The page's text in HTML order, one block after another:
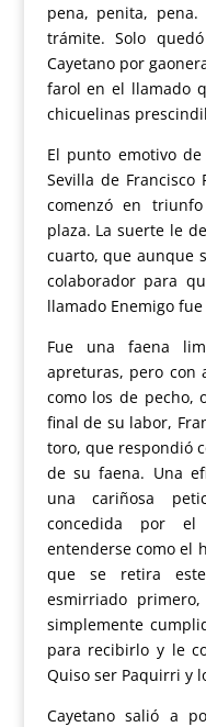
pena, penita,
trámite. Solo
Cayetano por
farol en el llamado
chicuelinas
El punto emotivo
Sevilla de Francisco
comenzó en
plaza. La suerte le
cuarto, que aunque
colaborador para
llamado Enemigo
Fue una faena
apreturas, pero con
como los de pecho,
final de su labor,
toro, que respondió
de su faena. Una
una cariñosa
concedida por el
entenderse como el
que se retira
esmirriado
simplemente
para recibirlo y le
Quiso ser Paquirri y
Cayetano salió a